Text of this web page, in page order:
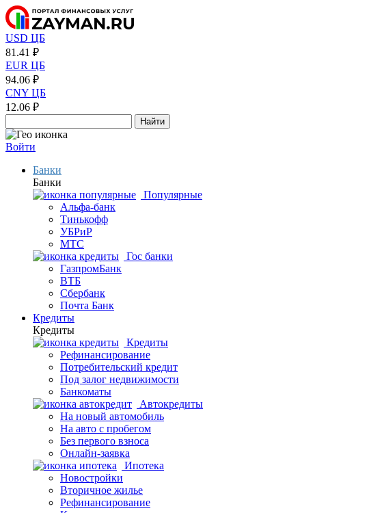
USD ЦБ
81.41 ₽
EUR ЦБ
94.06 ₽
CNY ЦБ
12.06 ₽
Найти
Войти
Банки
Банки
Популярные
Альфа-банк
Тинькофф
УБРиР
МТС
Гос банки
ГазпромБанк
ВТБ
Сбербанк
Почта Банк
Кредиты
Кредиты
Кредиты
Рефинансирование
Потребительский кредит
Под залог недвижимости
Банкоматы
Автокредиты
На новый автомобиль
На авто с пробегом
Без первого взноса
Онлайн-заявка
Ипотека
Новостройки
Вторичное жилье
Рефинансирование